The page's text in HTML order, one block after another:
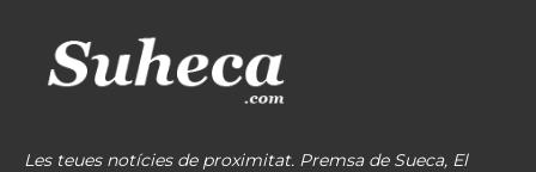
Les teues notícies de proximitat. Premsa de Sueca, El